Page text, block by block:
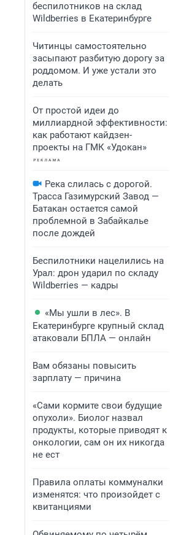
беспилотников на склад
Wildberries в Екатеринбурге
Читинцы самостоятельно
засыпают разбитую дорогу за
роддомом. И уже устали это
делать
От простой идеи до
миллиардной эффективности:
как работают кайдзен-
проекты на ГМК «Удокан»
Река слилась с дорогой.
Трасса Газимурский Завод —
Батакан остается самой
проблемной в Забайкалье
после дождей
Беспилотники нацелились на
Урал: дрон ударил по складу
Wildberries — кадры
«Мы ушли в лес». В
Екатеринбурге крупный склад
атаковали БПЛА — онлайн
Вам обязаны повысить
зарплату — причина
«Сами кормите свои будущие
опухоли». Биолог назвал
продукты, которые приводят к
онкологии, сам он их никогда
не ест
Правила оплаты коммуналки
изменятся: что произойдет с
квитанциями